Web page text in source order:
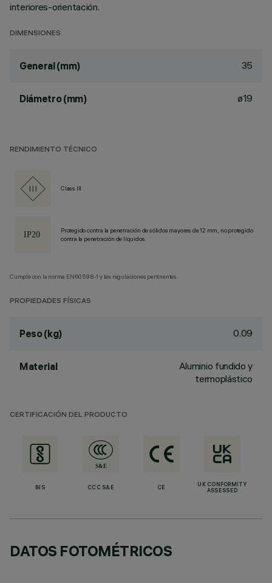
interiores-orientación.
DIMENSIONES
General (mm) 35
Diámetro (mm) ø19
RENDIMIENTO TÉCNICO
Class III
Protegido contra la penetración de sólidos mayores de 12 mm, no protegido
contra la penetración de líquidos.
Cumple con la norma EN60598-1 y las regulaciones pertinentes.
PROPIEDADES FÍSICAS
Peso (kg) 0.09
Material
Aluminio fundido y
termoplástico
CERTIFICACIÓN DEL PRODUCTO
BIS CCC S&E CE
UK CONFORMITY
ASSESSED
DATOS FOTOMÉTRICOS